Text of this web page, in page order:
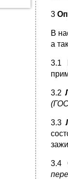
3
В
а
3.1
3.2
3.3
3.4